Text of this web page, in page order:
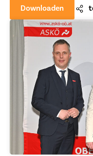
Downloaden